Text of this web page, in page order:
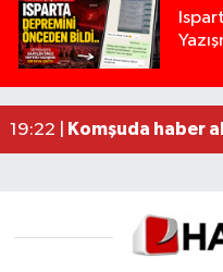
13:00 |Yığılca'da
12:48 |Tur teknesi
02:26 |MOTOSİKLETLE
19:22 |
Komşuda haber